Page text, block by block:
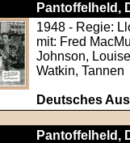
Pantoffelheld,
1948 - Regie:
mit: Fred
Johnson,
Watkin, Tannen
Deutsches
Pantoffelheld,